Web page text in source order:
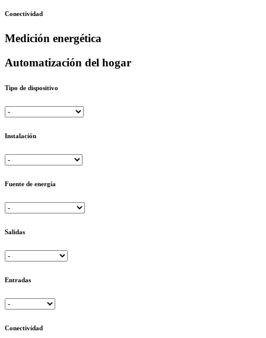
Conectividad
Medición energética
Automatización del hogar
Tipo de dispositivo
Instalación
Fuente de energía
Salidas
Entradas
Conectividad